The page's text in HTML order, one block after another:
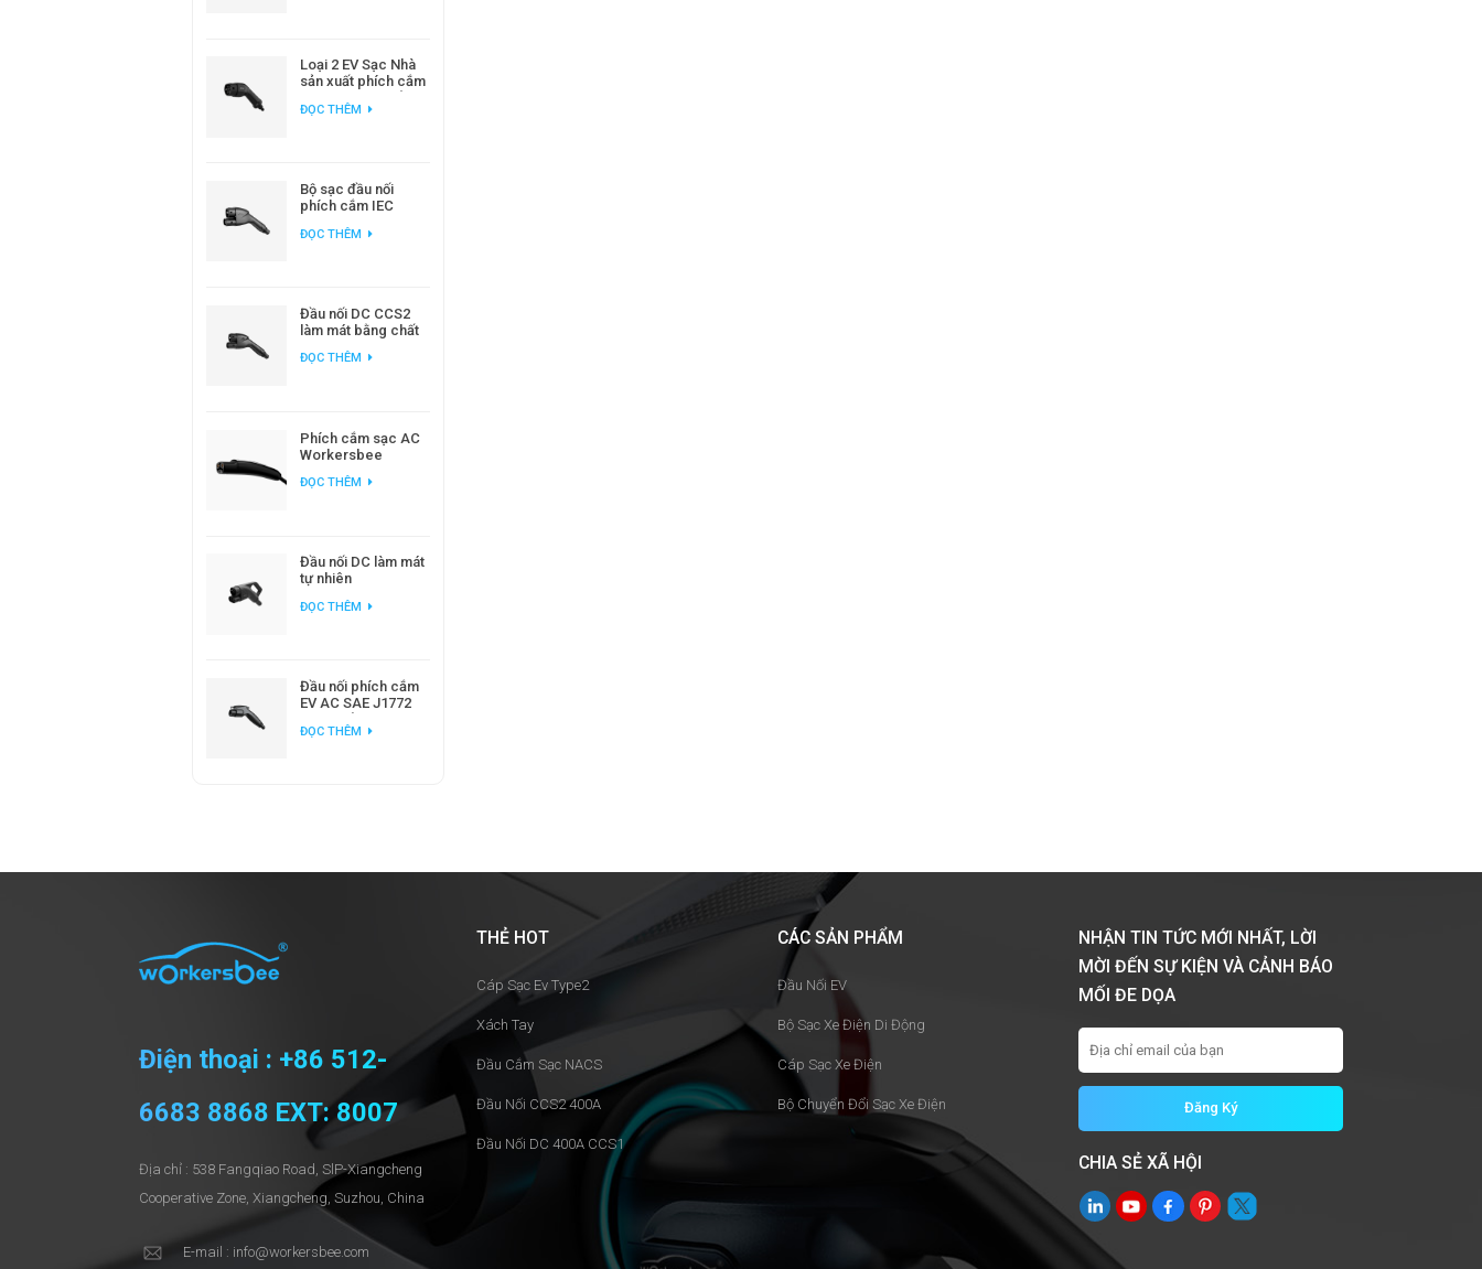
Loại 2 EV Sạc Nhà
sản xuất phích cắm
Châu Âu
ĐỌC THÊM
Bộ sạc đầu nối
phích cắm IEC
cho trạm sạc EV
ĐỌC THÊM
Đầu nối DC CCS2
làm mát bằng chất
dành cho sạc xe
ĐỌC THÊM
Phích cắm sạc AC
Workersbee
sạc EV tại nhà và nơi
ĐỌC THÊM
Đầu nối DC làm mát
tự nhiên
CCS2 để sạc nhanh
ĐỌC THÊM
Đầu nối phích cắm
EV AC SAE J1772
điện
ĐỌC THÊM
Điện thoại : +86 512-
6683 8868 EXT: 8007
Địa chỉ : 538 Fangqiao Road, SlP-Xiangcheng
Cooperative Zone, Xiangcheng, Suzhou, China
E-mail : info@workersbee.com
THẺ HOT
Cáp Sạc Ev Type2
Xách Tay
Đầu Cắm Sạc NACS
Đầu Nối CCS2 400A
Đầu Nối DC 400A CCS1
CÁC SẢN PHẨM
Đầu Nối EV
Bộ Sạc Xe Điện Di Động
Cáp Sạc Xe Điện
Bộ Chuyển Đổi Sạc Xe Điện
NHẬN TIN TỨC MỚI NHẤT, LỜI
MỜI ĐẾN SỰ KIỆN VÀ CẢNH BÁO
MỐI ĐE DỌA
CHIA SẺ XÃ HỘI